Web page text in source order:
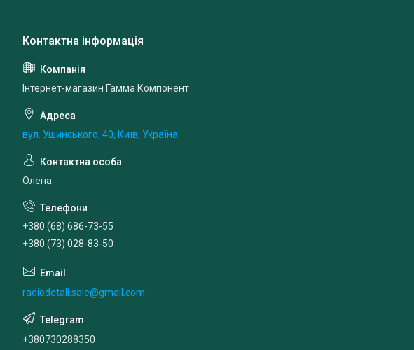
Інтернет-магазин Гамма Компонент
вул. Ушинського, 40, Київ, Україна
Олена
+380 (68) 686-73-55
+380 (73) 028-83-50
radiodetali.sale@gmail.com
+380730288350